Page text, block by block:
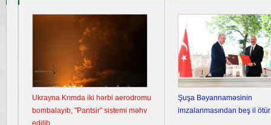
Ukrayna Krımda iki hərbi aerodromu
bombalayıb, "Pantsir" sistemi məhv
edilib
Şuşa Bəyannaməsinin
imzalanmasından beş il ötür